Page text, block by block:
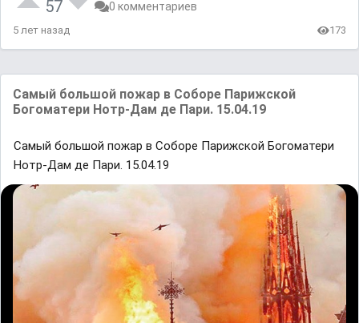
57 0 комментариев
5 лет назад 173
Самый большой пожар в Соборе Парижской
Богоматери Нотр-Дам де Пари. 15.04.19
Самый большой пожар в Соборе Парижской Богоматери
Нотр-Дам де Пари. 15.04.19